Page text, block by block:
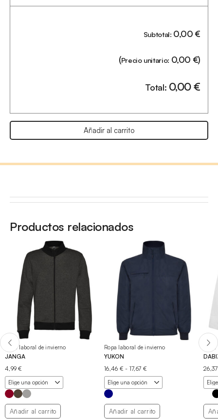
Subtotal: 0,00€
(Precio unitario: 0,00 €)
Total: 0,00€
Añadir al carrito
Productos relacionados
Ropa laboral de invierno
JANGA
4,99€
Añadir al carrito
Ropa laboral de invierno
YUKON
16,46 € - 17,67 €Rango
de
precios:
desde
hasta
17,67 €
Añadir al carrito